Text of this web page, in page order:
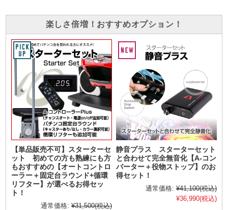
楽しさ倍増！おすすめオプション！
【単品販売不可】スターターセ
ット 初めての方も熟練にも方
もおすすめの【オートコントロ
ーラー＋固定台ラウンド+循環
リフター】が選べるお得セッ
ト！
通常価格: ¥31,500(税込)
静音プラス スターターセット
と合わせて完全無音化【A-コン
バーター＋役物ストップ】のお
得セット！
通常価格: ¥41,100(税込)
¥36,990(税込)